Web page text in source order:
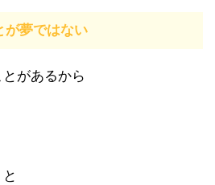
が夢ではない
があるから